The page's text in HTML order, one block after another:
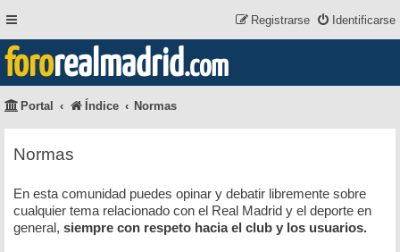
Identificarse
Registrarse
fororealmadrid.com
Portal Índice Normas
Normas
En esta comunidad puedes opinar y debatir libremente sobre
cualquier tema relacionado con el Real Madrid y el deporte en
general, siempre con respeto hacia el club y los usuarios.